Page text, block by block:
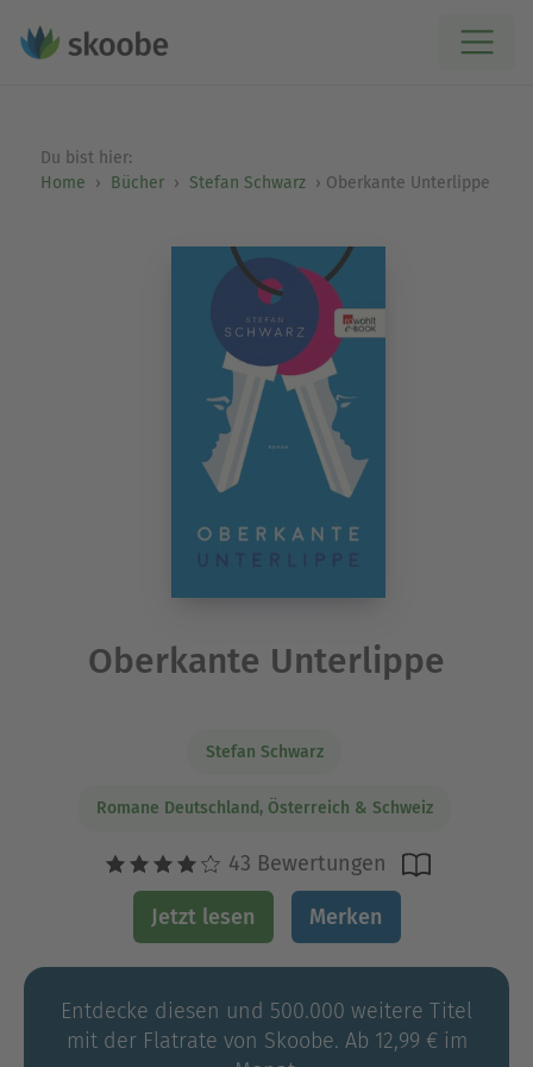
Du bist hier:
Home
Bücher Stefan Schwarz Oberkante Unterlippe
Oberkante Unterlippe
Stefan Schwarz
Romane Deutschland, Österreich & Schweiz
43 Bewertungen
Jetzt lesen Merken
Entdecke diesen und 500.000 weitere Titel
mit der Flatrate von Skoobe. Ab 12,99 € im